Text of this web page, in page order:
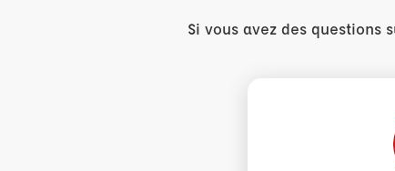
Si vous avez des questions